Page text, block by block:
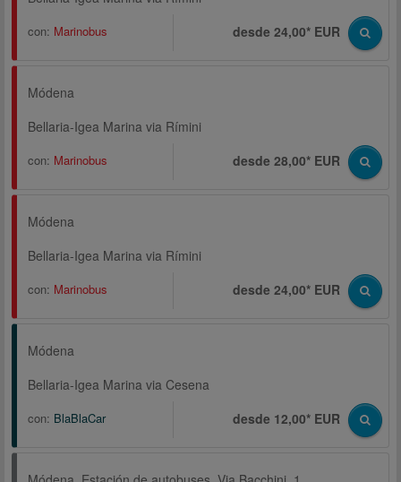
con: Marinobus desde 24,00* EUR
Módena
Bellaria-Igea Marina via Rímini
con: Marinobus desde 28,00* EUR
Módena
Bellaria-Igea Marina via Rímini
con: Marinobus desde 24,00* EUR
Módena
Bellaria-Igea Marina via Cesena
con: BlaBlaCar desde 12,00* EUR